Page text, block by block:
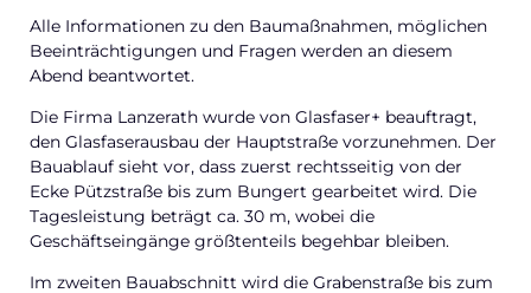
Alle Informationen zu den Baumaßnahmen, möglichen
Beeinträchtigungen und Fragen werden an diesem
Abend beantwortet.
Die Firma Lanzerath wurde von Glasfaser+ beauftragt,
den Glasfaserausbau der Hauptstraße vorzunehmen. Der
Bauablauf sieht vor, dass zuerst rechtsseitig von der
Ecke Pützstraße bis zum Bungert gearbeitet wird. Die
Tagesleistung beträgt ca. 30 m, wobei die
Geschäftseingänge größtenteils begehbar bleiben.
Im zweiten Bauabschnitt wird die Grabenstraße bis zum